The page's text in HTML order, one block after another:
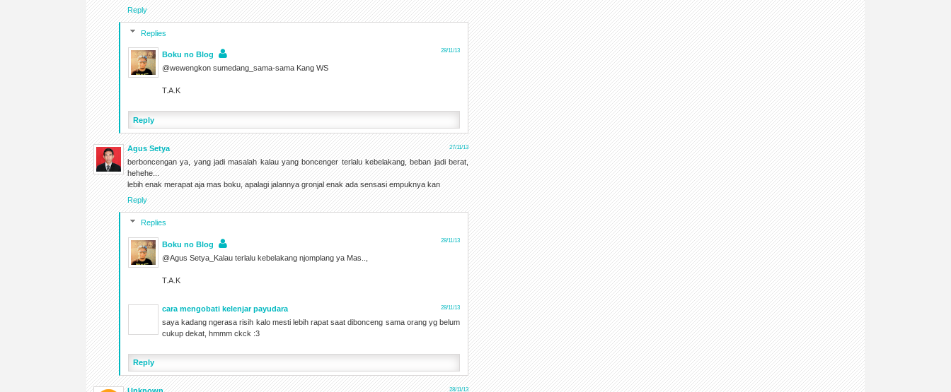
Reply
Replies
Boku no Blog 28/11/13
@wewengkon sumedang_sama-sama Kang WS
T.A.K
Reply
Agus Setya 27/11/13
berboncengan ya, yang jadi masalah kalau yang boncenger terlalu kebelakang, beban jadi berat,
hehehe...
lebih enak merapat aja mas boku, apalagi jalannya gronjal enak ada sensasi empuknya kan
Reply
Replies
Boku no Blog 28/11/13
@Agus Setya_Kalau terlalu kebelakang njomplang ya Mas..,
T.A.K
cara mengobati kelenjar payudara 28/11/13
saya kadang ngerasa risih kalo mesti lebih rapat saat dibonceng sama orang yg belum
cukup dekat, hmmm ckck :3
Reply
28/11/13